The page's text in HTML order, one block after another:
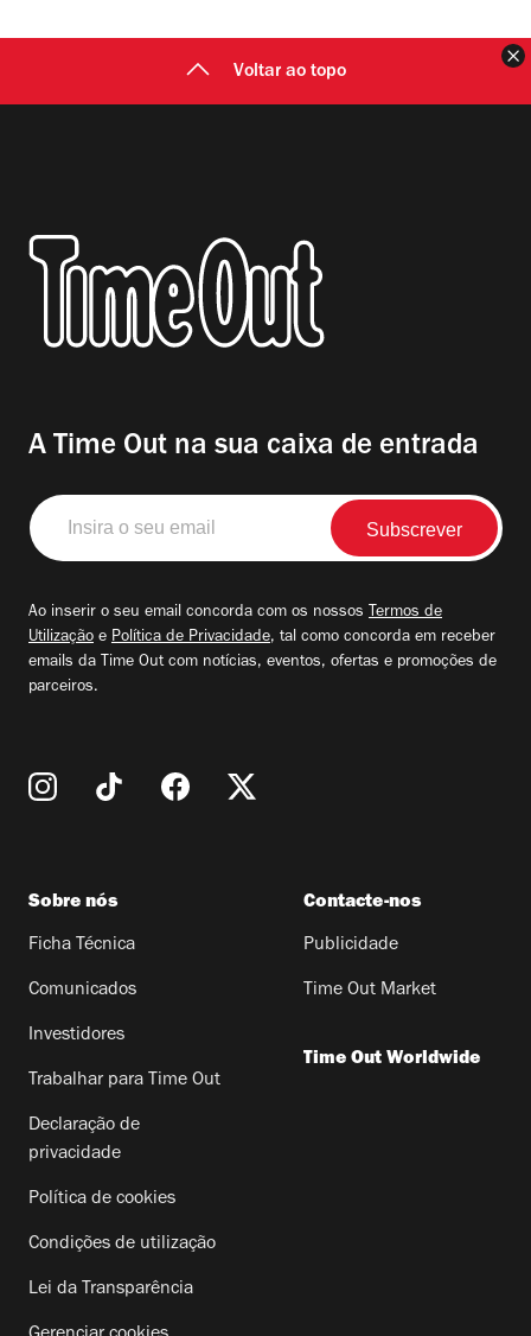
Voltar ao topo
A Time Out na sua caixa de entrada
Insira
o
seu
Ao inserir o seu email concorda com os nossos Termos de
Utilização e Política de Privacidade, tal como concorda em receber
emails da Time Out com notícias, eventos, ofertas e promoções de
parceiros.
Sobre nós
Ficha Técnica
Comunicados
Investidores
Trabalhar para Time Out
Declaração de
privacidade
Política de cookies
Condições de utilização
Lei da Transparência
Contacte-nos
Publicidade
Time Out Market
Time Out Worldwide